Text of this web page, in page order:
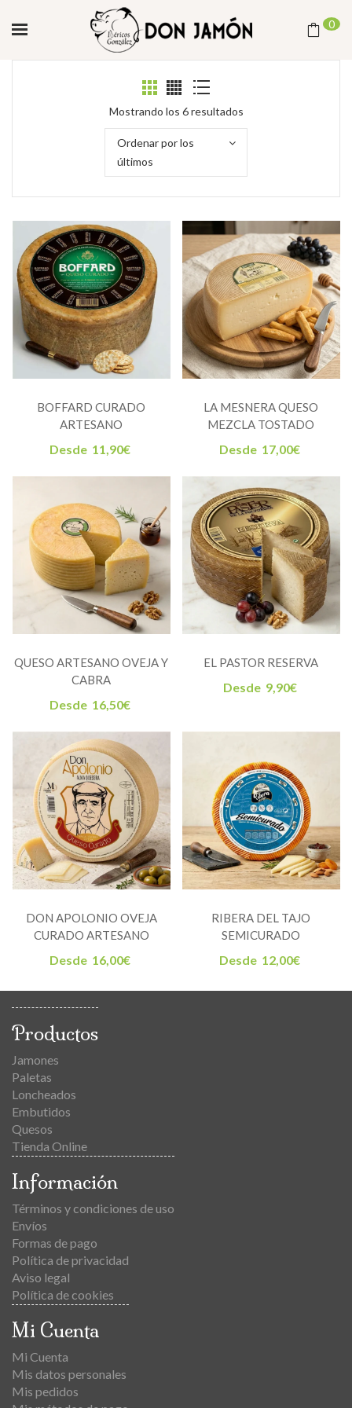
0
Mostrando los 6 resultadosOrdenado
por
Ordenar por los
últimos
BOFFARD CURADO
ARTESANO
Desde 11,90€
LA MESNERA QUESO
MEZCLA TOSTADO
Desde 17,00€
QUESO ARTESANO OVEJA Y
CABRA
Desde 16,50€
EL PASTOR RESERVA
Desde 9,90€
DON APOLONIO OVEJA
CURADO ARTESANO
Desde 16,00€
RIBERA DEL TAJO
SEMICURADO
Desde 12,00€
Productos
Jamones
Paletas
Loncheados
Embutidos
Quesos
Tienda Online
Información
Términos y condiciones de uso
Envíos
Formas de pago
Política de privacidad
Aviso legal
Política de cookies
Mi Cuenta
Mi Cuenta
Mis datos personales
Mis pedidos